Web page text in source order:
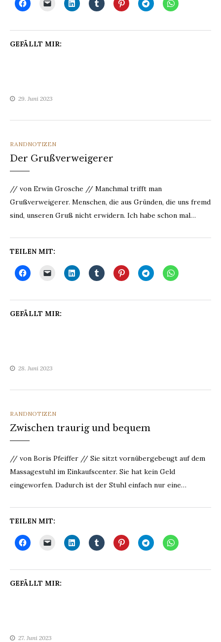
GEFÄLLT MIR:
29. Juni 2023
CATEGORIES
RANDNOTIZEN
Der Grußverweigerer
// von Erwin Grosche // Manchmal trifft man
Grußverweigerer. Menschen, die aus Gründen, die uns fremd
sind, unseren Gruß nicht erwidern. Ich habe schon mal…
TEILEN MIT:
GEFÄLLT MIR:
28. Juni 2023
CATEGORIES
RANDNOTIZEN
Zwischen traurig und bequem
// von Boris Pfeiffer // Sie sitzt vornübergebeugt auf dem
Massagestuhl im Einkaufscenter. Sie hat kein Geld
eingeworfen. Dadurch ist der Stuhl einfach nur eine…
TEILEN MIT:
GEFÄLLT MIR:
27. Juni 2023